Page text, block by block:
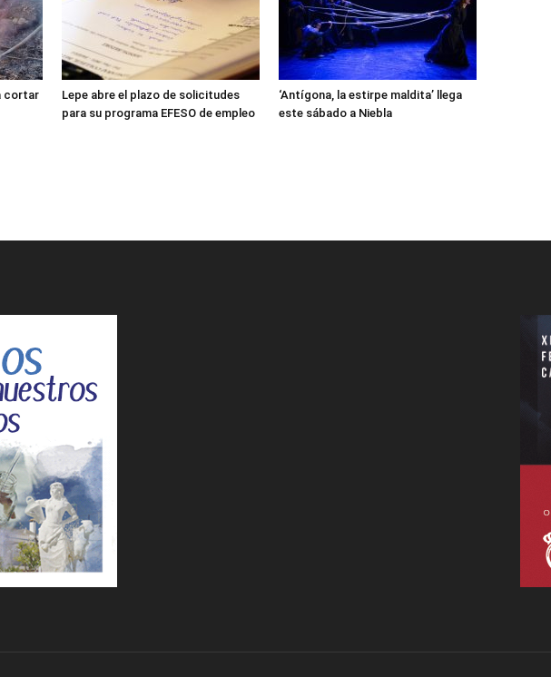
cortar
Lepe abre el plazo de solicitudes
para su programa EFESO de empleo
‘Antígona, la estirpe maldita’ llega
este sábado a Niebla